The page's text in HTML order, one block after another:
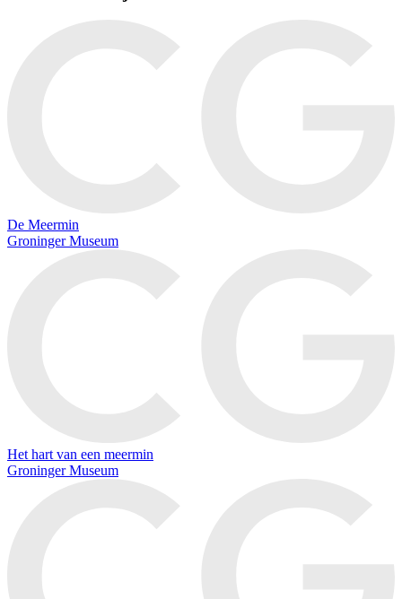
De Meermin
Groninger Museum
Het hart van een meermin
Groninger Museum